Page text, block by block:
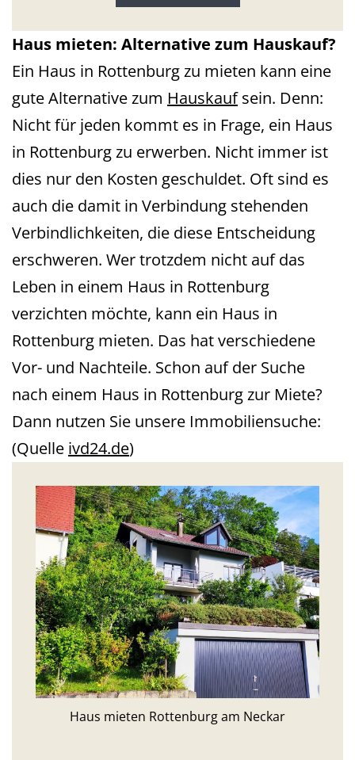
Haus mieten: Alternative zum Hauskauf?
Ein Haus in Rottenburg zu mieten kann eine
gute Alternative zum Hauskaufsein. Denn:
Nicht für jeden kommt es in Frage, ein Haus
in Rottenburg zu erwerben. Nicht immer ist
dies nur den Kosten geschuldet. Oft sind es
auch die damit in Verbindung stehenden
Verbindlichkeiten, die diese Entscheidung
erschweren. Wer trotzdem nicht auf das
Leben in einem Haus in Rottenburg
verzichten möchte, kann ein Haus in
Rottenburg mieten. Das hat verschiedene
Vor- und Nachteile. Schon auf der Suche
nach einem Haus in Rottenburg zur Miete?
Dann nutzen Sie unsere Immobiliensuche:
(Quelle ivd24.de)
Haus mieten Rottenburg am Neckar